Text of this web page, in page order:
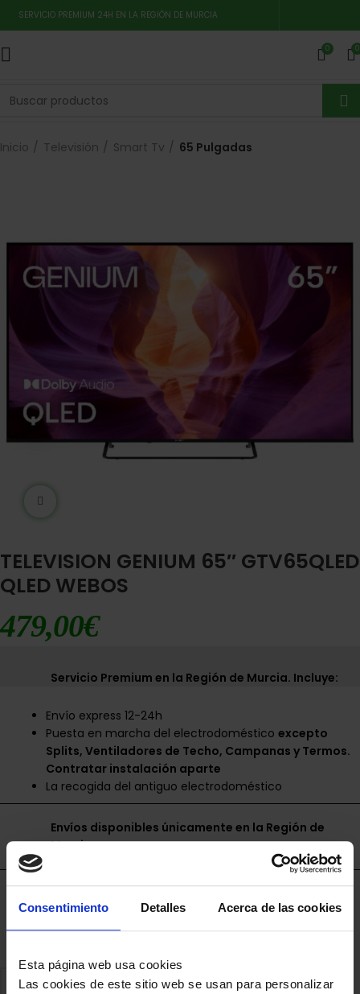
Consentimiento Detalles Acerca de las cookies
Esta página web usa cookies
Las cookies de este sitio web se usan para personalizar
SERVICIO PREMIUM 24H EN LA REGIÓN DE MURCIA
0 0
Inicio Televisión Smart Tv 65 Pulgadas
TELEVISION GENIUM 65″ GTV65QLED
QLED WEBOS
479,00€
Servicio Premium en la Región de Murcia. Incluye:
Envío express 12-24h
Puesta en marcha del electrodomésticoexcepto
Splits, Ventiladores de Techo, Campanas y Termos.
Contratar instalación aparte
La recogida del antiguo electrodoméstico
Envíos disponibles únicamente en la Región de
Murcia.